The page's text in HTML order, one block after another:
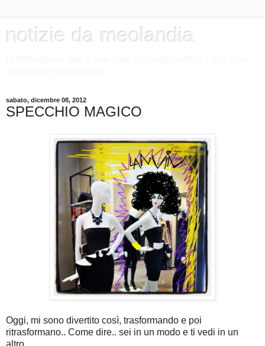
notizie da meolandia
sabato, dicembre 08, 2012
SPECCHIO MAGICO
Oggi, mi sono divertito così, trasformando e poi
ritrasformano.. Come dire.. sei in un modo e ti vedi in un
altro.